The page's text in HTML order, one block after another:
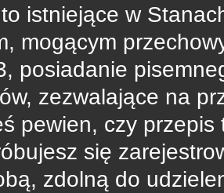
istniejące w
mogącym
posiadanie
zezwalające na
pewien, czy
się
zdolną do